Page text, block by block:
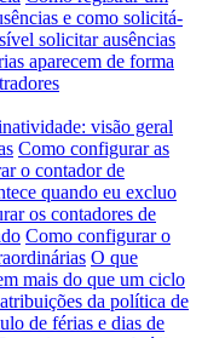
e como solicitá-
solicitar ausências
aparecem de forma
visão geral
Como configurar as
o contador de
quando eu excluo
os contadores de
Como configurar o
O que
mais do que um ciclo
da política de
de férias e dias de